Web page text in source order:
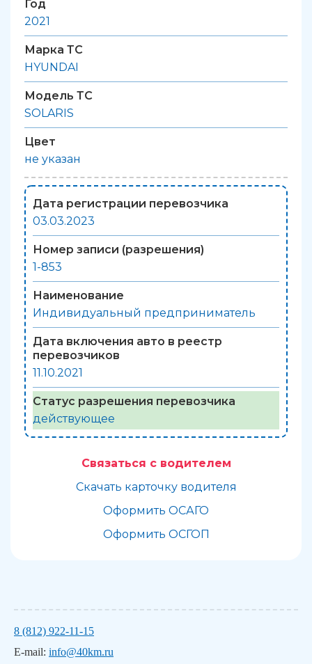
Год
2021
Марка ТС
HYUNDAI
Модель ТС
SOLARIS
Цвет
не указан
Дата регистрации перевозчика
03.03.2023
Номер записи (разрешения)
1-853
Наименование
Индивидуальный предприниматель
Дата включения авто в реестр
перевозчиков
11.10.2021
Статус разрешения перевозчика
действующее
Связаться с водителем
Скачать карточку водителя
Оформить ОСАГО
Оформить ОСГОП
8 (812) 922-11-15
E-mail: info@40km.ru